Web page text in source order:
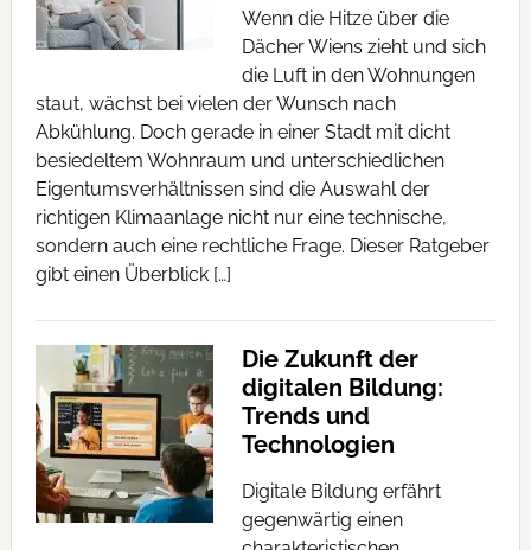
Wenn die Hitze über die
Dächer Wiens zieht und sich
die Luft in den Wohnungen
staut, wächst bei vielen der Wunsch nach
Abkühlung. Doch gerade in einer Stadt mit dicht
besiedeltem Wohnraum und unterschiedlichen
Eigentumsverhältnissen sind die Auswahl der
richtigen Klimaanlage nicht nur eine technische,
sondern auch eine rechtliche Frage. Dieser Ratgeber
gibt einen Überblick […]
Die Zukunft der
digitalen Bildung:
Trends und
Technologien
Digitale Bildung erfährt
gegenwärtig einen